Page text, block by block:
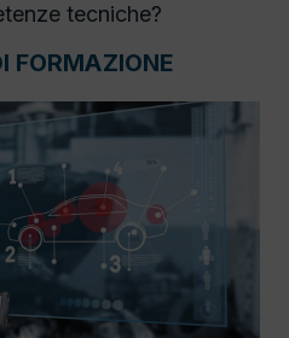
tecniche?
FORMAZIONE